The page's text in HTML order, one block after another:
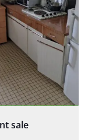
sale